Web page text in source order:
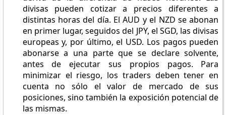
divisas pueden cotizar a precios diferentes a
distintas horas del día. El AUD y el NZD se abonan
en primer lugar, seguidos del JPY, el SGD, las divisas
europeas y, por último, el USD. Los pagos pueden
abonarse a una parte que se declare solvente,
antes de ejecutar sus propios pagos. Para
minimizar el riesgo, los traders deben tener en
cuenta no sólo el valor de mercado de sus
posiciones, sino también la exposición potencial de
las mismas.